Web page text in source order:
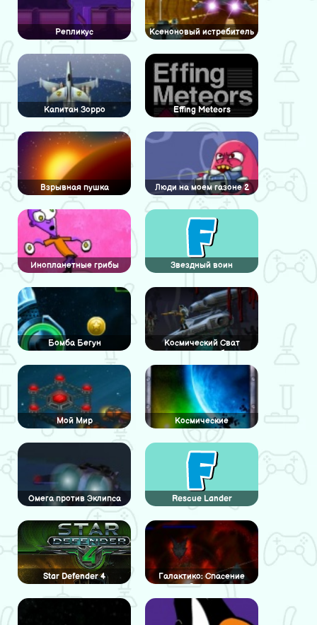
Репликус Ксеноновый истребитель
Капитан Зорро Effing Meteors
Взрывная пушка Люди на моем газоне 2
Инопланетные грибы Звездный воин
Бомба Бегун
Космический Сват
против зомби
Мой Мир
Космические
путешественники
Омега против Эклипса Rescue Lander
Star Defender 4
Галактико: Спасение
Земли